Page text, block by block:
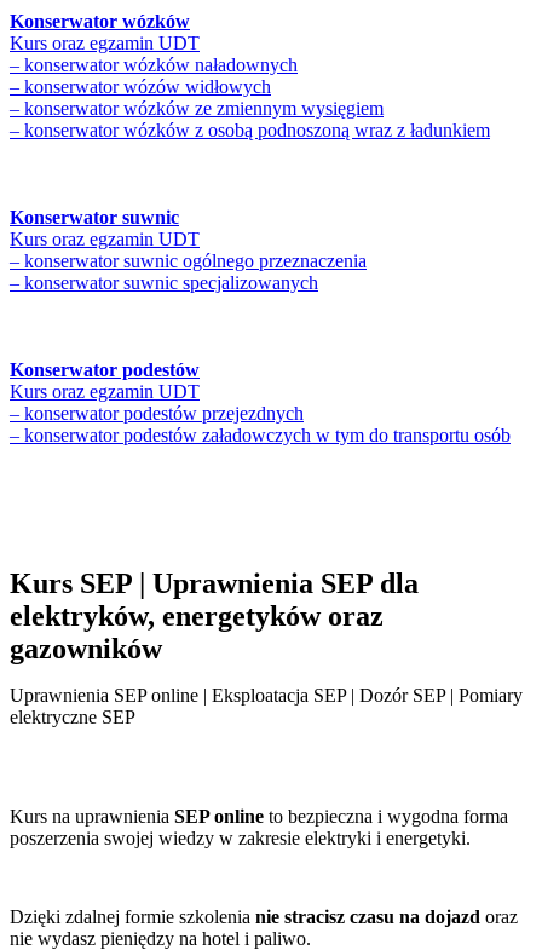
Konserwator wózków
Kurs oraz egzamin UDT
– konserwator wózków naładownych
– konserwator wózów widłowych
– konserwator wózków ze zmiennym wysięgiem
– konserwator wózków z osobą podnoszoną wraz z ładunkiem
Konserwator suwnic
Kurs oraz egzamin UDT
– konserwator suwnic ogólnego przeznaczenia
– konserwator suwnic specjalizowanych
Konserwator podestów
Kurs oraz egzamin UDT
– konserwator podestów przejezdnych
– konserwator podestów załadowczych w tym do transportu osób
Kurs SEP | Uprawnienia SEP dla
elektryków, energetyków oraz
gazowników
Uprawnienia SEP online | Eksploatacja SEP | Dozór SEP | Pomiary
elektryczne SEP
Kurs na uprawnienia SEP online to bezpieczna i wygodna forma
poszerzenia swojej wiedzy w zakresie elektryki i energetyki.
Dzięki zdalnej formie szkolenia nie stracisz czasu na dojazd oraz
nie wydasz pieniędzy na hotel i paliwo.